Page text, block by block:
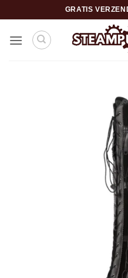
naar
inhoud
GRATIS